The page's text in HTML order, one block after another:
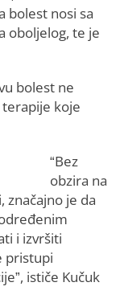
bolest nosi sa
oboljelog, te je
bolest ne
koje
“Bez
obzira na
značajno je da
i izvršiti
pristupi
ističe Kučuk